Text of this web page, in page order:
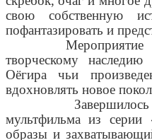
свою собственную
пофантазировать и
творческому наследию
Оёгира чьи
вдохновлять новое
мультфильма из серии
образы и